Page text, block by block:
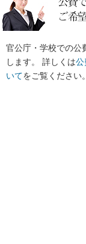
官公庁・学校での公
します。 詳しくは
いてをご覧ください。